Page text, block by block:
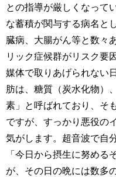
との指導が厳しくなって
な蓄積が関与する病名と
臓病、大腸がん等と数々
リック症候群がリスク要
媒体で取りあげられない
肪は、糖質（炭水化物）
素」と呼ばれており、そ
ですが、すっかり悪役の
気がします。超音波で自
「今日から摂生に努め
が、その日の晩には数多